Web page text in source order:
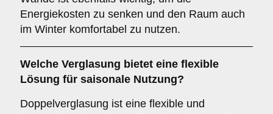
Energiekosten zu senken und den Raum auch
im Winter komfortabel zu nutzen.
Welche Verglasung bietet eine flexible
Lösung für saisonale Nutzung?
Doppelverglasung ist eine flexible und